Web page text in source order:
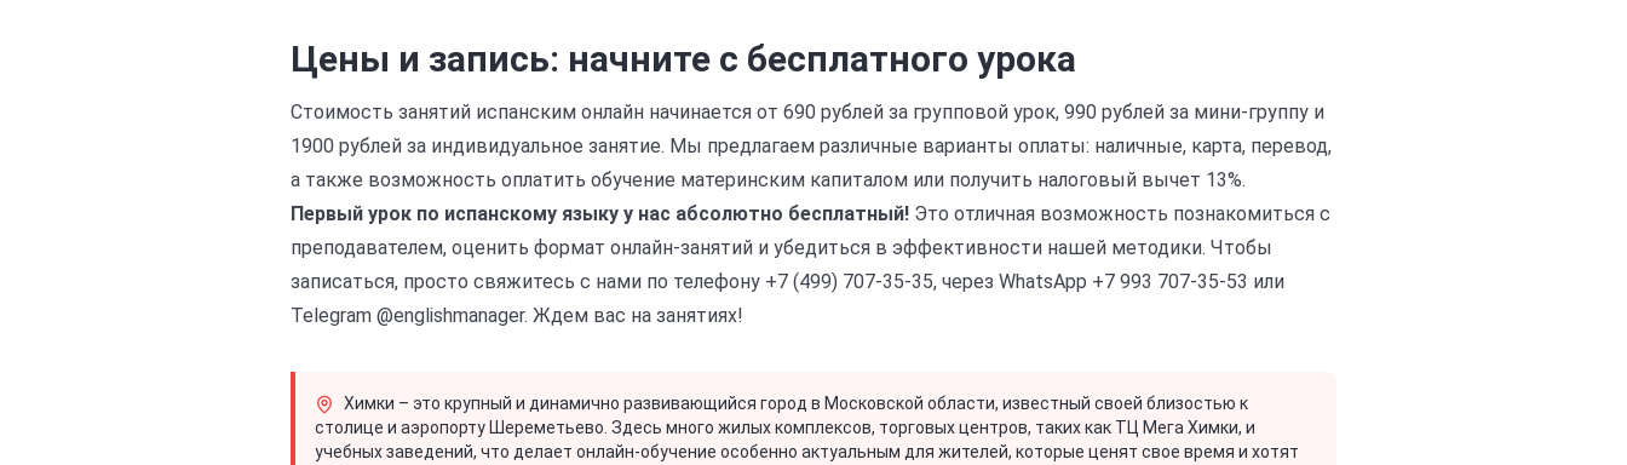
Цены и запись: начните с бесплатного урока
Стоимость занятий испанским онлайн начинается от 690 рублей за групповой урок, 990 рублей за мини-группу и
1900 рублей за индивидуальное занятие. Мы предлагаем различные варианты оплаты: наличные, карта, перевод,
а также возможность оплатить обучение материнским капиталом или получить налоговый вычет 13%.
Первый урок по испанскому языку у нас абсолютно бесплатный! Это отличная возможность познакомиться с
преподавателем, оценить формат онлайн-занятий и убедиться в эффективности нашей методики. Чтобы
записаться, просто свяжитесь с нами по телефону +7 (499) 707-35-35, через WhatsApp +7 993 707-35-53 или
Telegram @englishmanager. Ждем вас на занятиях!
Химки – это крупный и динамично развивающийся город в Московской области, известный своей близостью к
столице и аэропорту Шереметьево. Здесь много жилых комплексов, торговых центров, таких как ТЦ Мега Химки, и
учебных заведений, что делает онлайн-обучение особенно актуальным для жителей, которые ценят свое время и хотят